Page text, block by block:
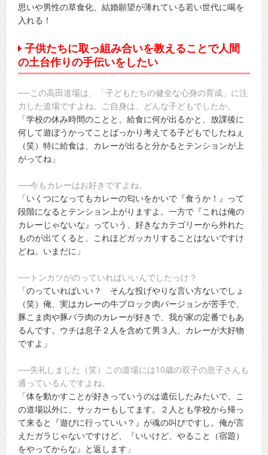
思いや男性の草食化、結婚願望が薄れている若い世代に喝を
入れる！
子供たちに取っ組み合いを教えることで人間
の土台作りの手伝いをしたい
──この高田道場は、「子どもたちの健全な心身の育成」に注
力した道場ですよね。ご自身は、どんな子どもでしたか。
「学校の休み時間のことと、給食に何が出るかと、放課後に
何して遊ぼうかってことばっかり考えてる子どもでしたねぇ
（笑）特に給食は、カレーが出ると分かるとテンションが上
がってね」
──今もカレーはお好きですよね。
「いくつになってもカレーの匂いをかいで『食うか！』って
段階になるとテンション上がりますよ。一方で『これは俺の
カレーじゃないな』っていう、好きなカテゴリーから外れた
ものが出てくると、これほどガッカリすることはないですけ
どね。いまだに」
──トンカツがのっていればいいんでしたっけ？
「のっていればいい？ そんな投げやりな言い方ないでしょ
（笑）俺、実はカレーの牛ブロック肉バージョンが苦手で、
豚こま肉や豚バラ肉のカレーが好きで、我が家の定番でもあ
るんです。ウチは息子２人を含めて男３人、カレーが大好物
ですよ」
──失礼しました（笑）この道場には10歳の双子の息子さんも
通っているんですよね。
「体を動かすことが好きっていうのは遺伝したみたいで、こ
の道場以外に、サッカーもしてます。２人とも学校から帰っ
て来ると『遊びに行っていい？』が魂の叫びですし。俺が言
えたガラじゃないですけど、『いいけど、やること（宿題）
をやってからな』と返します」